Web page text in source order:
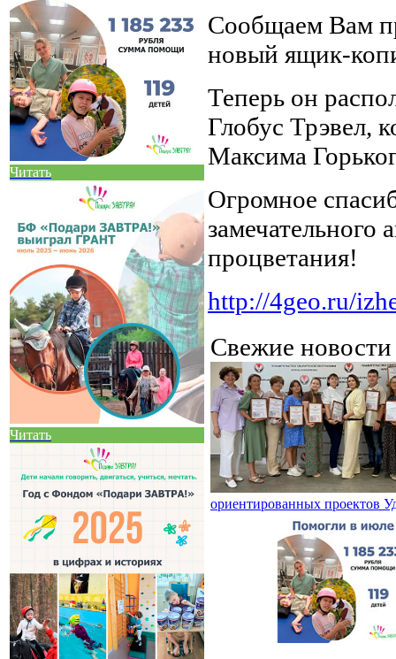
Читать
Читать
Сообщаем Вам
новый ящик-
Теперь он
Глобус Трэвел,
Максима
Огромное
процветания!
http://4geo.ru/
Свежие
ориентированных проектов